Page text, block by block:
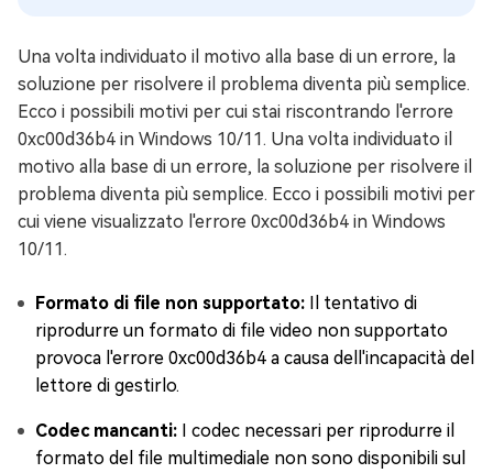
Una volta individuato il motivo alla base di un errore, la
soluzione per risolvere il problema diventa più semplice.
Ecco i possibili motivi per cui stai riscontrando l'errore
0xc00d36b4 in Windows 10/11. Una volta individuato il
motivo alla base di un errore, la soluzione per risolvere il
problema diventa più semplice. Ecco i possibili motivi per
cui viene visualizzato l'errore 0xc00d36b4 in Windows
10/11.
Formato di file non supportato: Il tentativo di
riprodurre un formato di file video non supportato
provoca l'errore 0xc00d36b4 a causa dell'incapacità del
lettore di gestirlo.
Codec mancanti: I codec necessari per riprodurre il
formato del file multimediale non sono disponibili sul